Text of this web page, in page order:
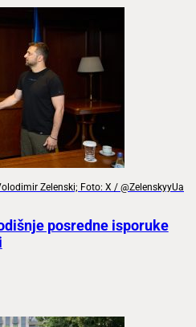
Zelenski; Foto: X / @ZelenskyyUa
posredne isporuke